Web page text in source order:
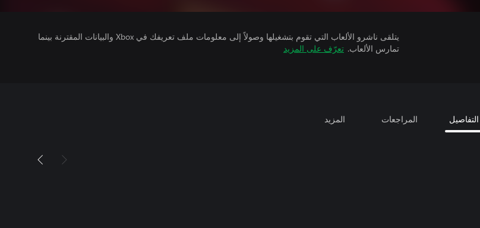
يتلقى ناشرو الألعاب التي تقوم بتشغيلها وصولاً إلى معلومات ملف تعريفك في Xbox والبيانات المقترنة بينما
تمارس الألعاب. تعرّف على المزيد
التفاصيل المراجعات المزيد